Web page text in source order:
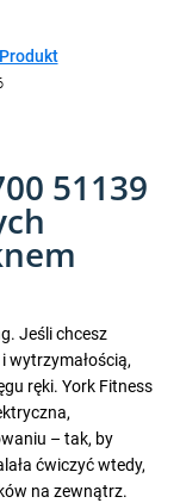
Produkt
51139
Jeśli chcesz
wytrzymałością,
ręki. York Fitness
– tak, by
ćwiczyć wtedy,
na zewnątrz.